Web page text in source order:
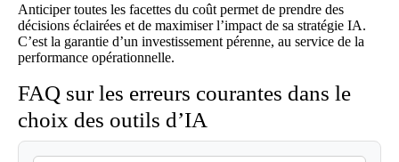
Anticiper toutes les facettes du coût permet de prendre des
décisions éclairées et de maximiser l’impact de sa stratégie IA.
C’est la garantie d’un investissement pérenne, au service de la
performance opérationnelle.
FAQ sur les erreurs courantes dans le
choix des outils d’IA